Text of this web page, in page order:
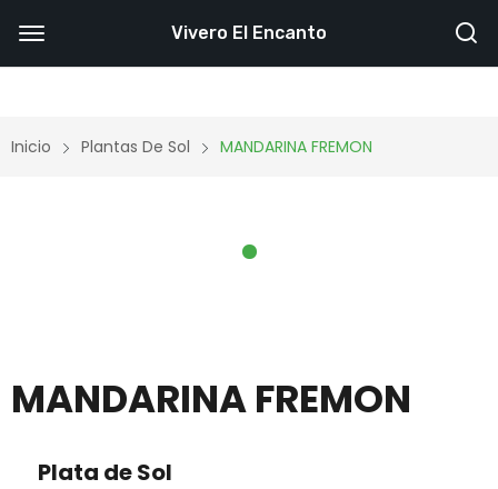
Inicio Plantas De Sol MANDARINA FREMON
MANDARINA FREMON
Plata de Sol
Vivero El Encanto